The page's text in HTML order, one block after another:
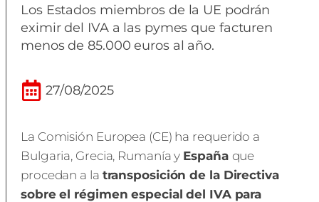
Los Estados miembros de la UE podrán
eximir del IVA a las pymes que facturen
menos de 85.000 euros al año.
27/08/2025
La Comisión Europea (CE) ha requerido a
Bulgaria, Grecia, Rumanía y España que
procedan a la transposición de la Directiva
sobre el régimen especial del IVA para